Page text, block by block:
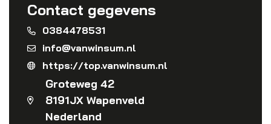
Contact gegevens
0384478531
info@vanwinsum.nl
https://top.vanwinsum.nl
Groteweg 42
8191JX Wapenveld
Nederland